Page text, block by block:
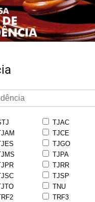
TJAC
TJCE
TJGO
TJPA
TJRR
TJSP
TNU
TRF3